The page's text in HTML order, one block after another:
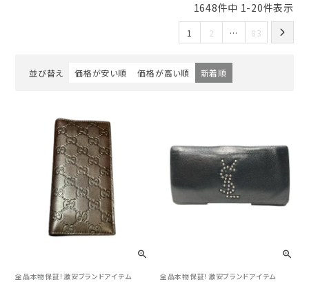
並び替え 価格が安い順 価格が高い順 新着順
1648件中 1-20件表示
1 2 … 83
全品本物保証！激安ブランドアイテム 全品本物保証！激安ブランドアイテム